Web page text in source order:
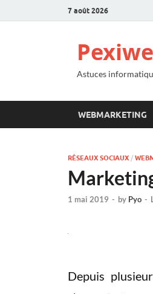
7 août 2026
Astuces
WEBMARKETING
RÉSEAUX SOCIAUX /
1 mai 2019 - by Pyo -
Depuis